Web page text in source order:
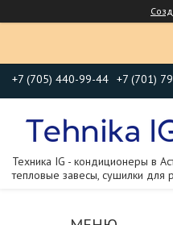
+7 (705) 440-99-44 +7 (701)
Техника IG - кондиционеры в
тепловые завесы, сушилки для